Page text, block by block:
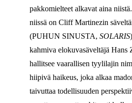
pakkomielteet alkavat aina
niissä on Cliff Martinezin
(PUHUN SINUSTA, SOLARIS
kahmiva elokuvasäveltäjä Hans
hallitsee vaarallisen tyylilajin
hiipivä haikeus, joka alkaa
taivuttaa todellisuuden